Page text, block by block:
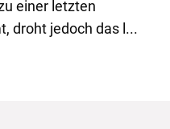
einer letzten
droht jedoch das l...